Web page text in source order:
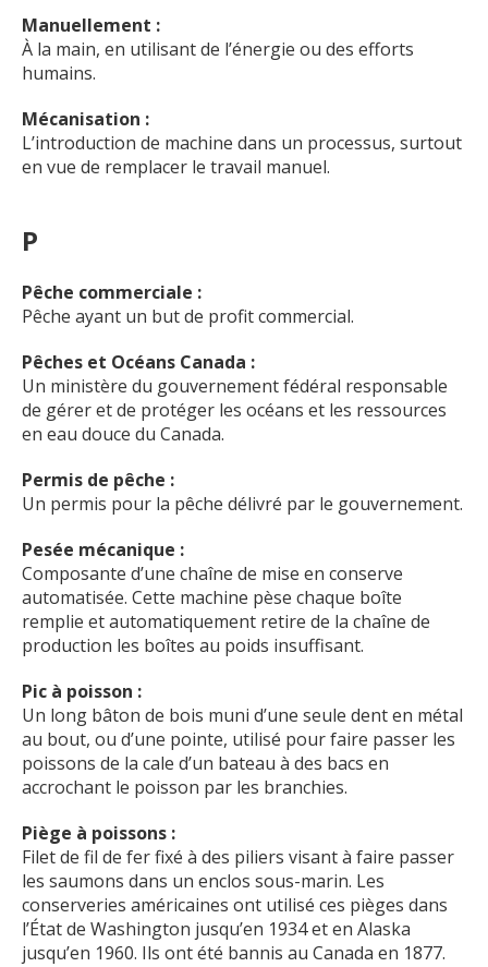
Manuellement :
À la main, en utilisant de l’énergie ou des efforts
humains.
Mécanisation :
L’introduction de machine dans un processus, surtout
en vue de remplacer le travail manuel.
P
Pêche commerciale :
Pêche ayant un but de profit commercial.
Pêches et Océans Canada :
Un ministère du gouvernement fédéral responsable
de gérer et de protéger les océans et les ressources
en eau douce du Canada.
Permis de pêche :
Un permis pour la pêche délivré par le gouvernement.
Pesée mécanique :
Composante d’une chaîne de mise en conserve
automatisée. Cette machine pèse chaque boîte
remplie et automatiquement retire de la chaîne de
production les boîtes au poids insuffisant.
Pic à poisson :
Un long bâton de bois muni d’une seule dent en métal
au bout, ou d’une pointe, utilisé pour faire passer les
poissons de la cale d’un bateau à des bacs en
accrochant le poisson par les branchies.
Piège à poissons :
Filet de fil de fer fixé à des piliers visant à faire passer
les saumons dans un enclos sous-marin. Les
conserveries américaines ont utilisé ces pièges dans
l’État de Washington jusqu’en 1934 et en Alaska
jusqu’en 1960. Ils ont été bannis au Canada en 1877.